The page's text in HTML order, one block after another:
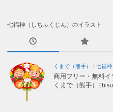
七福神（しちふくじん）のイラスト
くまで（熊手） / 七福神
商用フリー・無料
くまで（熊手）